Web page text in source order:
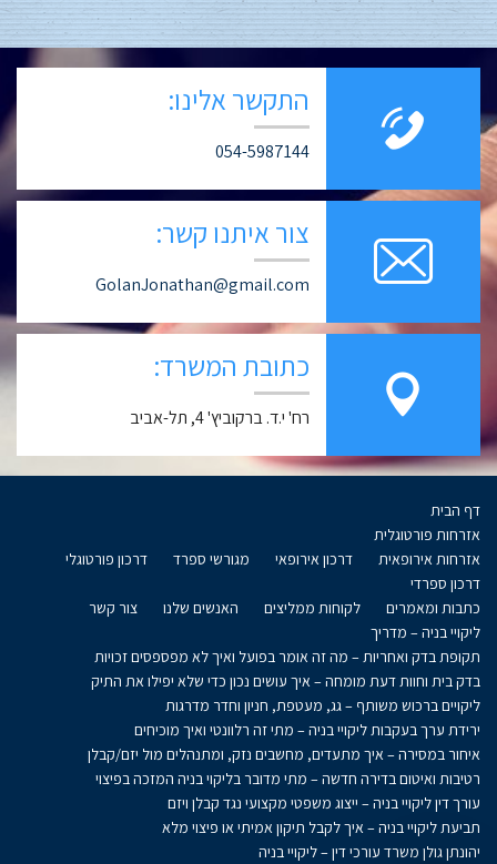
התקשר אלינו:
054-5987144
צור איתנו קשר:
GolanJonathan@gmail.com
כתובת המשרד:
רח' י.ד. ברקוביץ' 4, תל-אביב
דף הבית
אזרחות פורטוגלית
אזרחות אירופאית
דרכון אירופאי מגורשי ספרד
דרכון פורטוגלי
דרכון ספרדי
כתבות ומאמרים
לקוחות ממליצים האנשים שלנו
צור קשר
ליקויי בניה – מדריך
תקופת בדק ואחריות – מה זה אומר בפועל ואיך לא מפספסים זכויות
בדק בית וחוות דעת מומחה – איך עושים נכון כדי שלא יפילו את התיק
ליקויים ברכוש משותף – גג, מעטפת, חניון וחדר מדרגות
ירידת ערך בעקבות ליקויי בניה – מתי זה רלוונטי ואיך מוכיחים
איחור במסירה – איך מתעדים, מחשבים נזק, ומתנהלים מול יזם/קבלן
רטיבות ואיטום בדירה חדשה – מתי מדובר בליקוי בניה המזכה בפיצוי
עורך דין ליקויי בניה – ייצוג משפטי מקצועי נגד קבלן ויזם
תביעת ליקויי בניה – איך לקבל תיקון אמיתי או פיצוי מלא
יהונתן גולן משרד עורכי דין – ליקויי בניה